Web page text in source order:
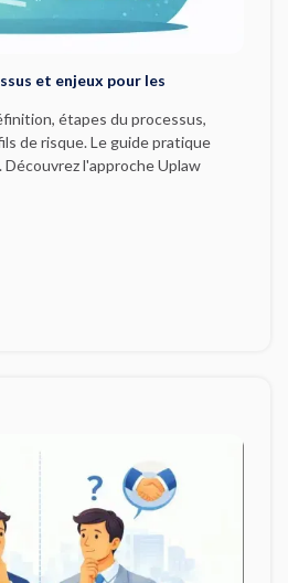
et enjeux pour les
étapes du processus,
de risque. Le guide pratique
l'approche Uplaw